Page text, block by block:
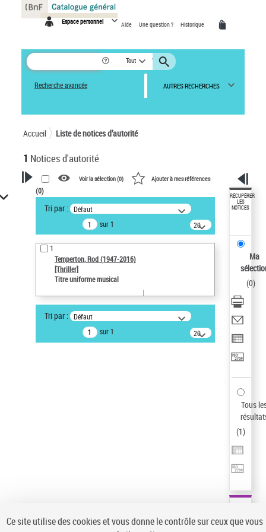
Espace personnel Aide Une question ? Historique
Tout
Recherche avancée AUTRES RECHERCHES
Accueil Liste de notices d’autorité
1 Notices d'autorité
VOTRE RECHERCHE
Recherche avancée dans les
notices d’autorité
Œuvres liées à l'auteur :
Temperton, Rod (1947-2016)
Type de notice d'autorité
Voir la sélection (0) Ajouter à mes références
(0)
Tri par : Défaut
sur 1
20
résultats/page
1
Temperton, Rod (1947-2016)
[Thriller]
Titre uniforme musical
Tri par : Défaut
sur 1
20
résultats/page
RÉCUPÉRER
LES
NOTICES
Ma
(0)
Tous
(1)
Panneau de gestion des cookies
Ce site utilise des cookies et vous donne le contrôle sur ceux que vous